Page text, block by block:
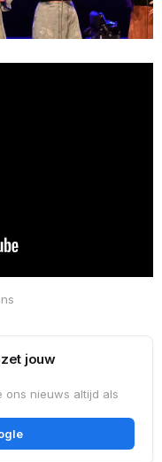
jouw
ons nieuws altijd als